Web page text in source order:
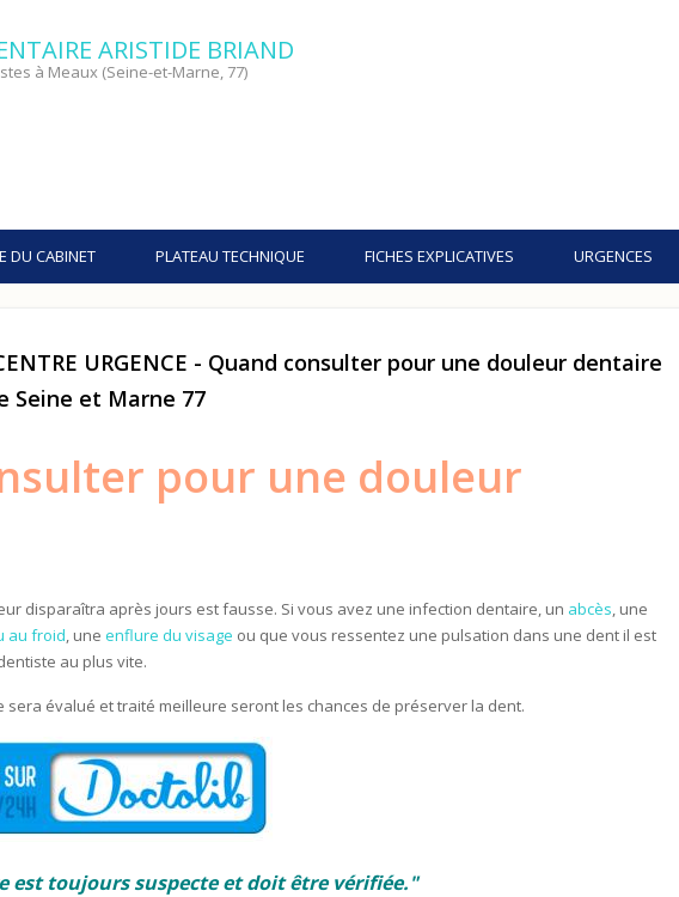
ARISTIDE BRIAND
à Meaux (Seine-et-Marne, 77)
DU CABINET PLATEAU TECHNIQUE FICHES EXPLICATIVES URGENCES
URGENCE - Quand consulter pour une douleur dentaire
Seine et Marne 77
pour une douleur
disparaîtra après jours est fausse. Si vous avez une infection dentaire, un abcès, une
au froid, une enflure du visage ou que vous ressentez une pulsation dans une dent il est
au plus vite.
sera évalué et traité meilleure seront les chances de préserver la dent.
est toujours suspecte et doit être vérifiée."